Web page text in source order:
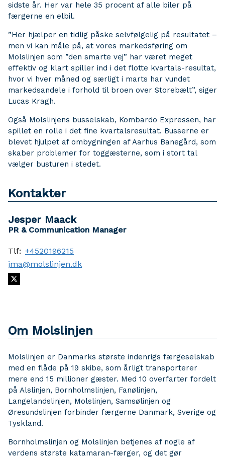
sidste år. Her var hele 35 procent af alle biler på
færgerne en elbil.
”Her hjælper en tidlig påske selvfølgelig på resultatet –
men vi kan måle på, at vores markedsføring om
Molslinjen som ”den smarte vej” har været meget
effektiv og klart spiller ind i det flotte kvartals-resultat,
hvor vi hver måned og særligt i marts har vundet
markedsandele i forhold til broen over Storebælt”, siger
Lucas Kragh.
Også Molslinjens busselskab, Kombardo Expressen, har
spillet en rolle i det fine kvartalsresultat. Busserne er
blevet hjulpet af ombygningen af Aarhus Banegård, som
skaber problemer for toggæsterne, som i stort tal
vælger busturen i stedet.
Kontakter
Jesper Maack
PR & Communication Manager
Tlf: +4520196215
jma@molslinjen.dk
Om Molslinjen
Molslinjen er Danmarks største indenrigs færgeselskab
med en flåde på 19 skibe, som årligt transporterer
mere end 15 millioner gæster. Med 10 overfarter fordelt
på Alslinjen, Bornholmslinjen, Fanølinjen,
Langelandslinjen, Molslinjen, Samsølinjen og
Øresundslinjen forbinder færgerne Danmark, Sverige og
Tyskland.
Bornholmslinjen og Molslinjen betjenes af nogle af
verdens største katamaran-færger, og det gør